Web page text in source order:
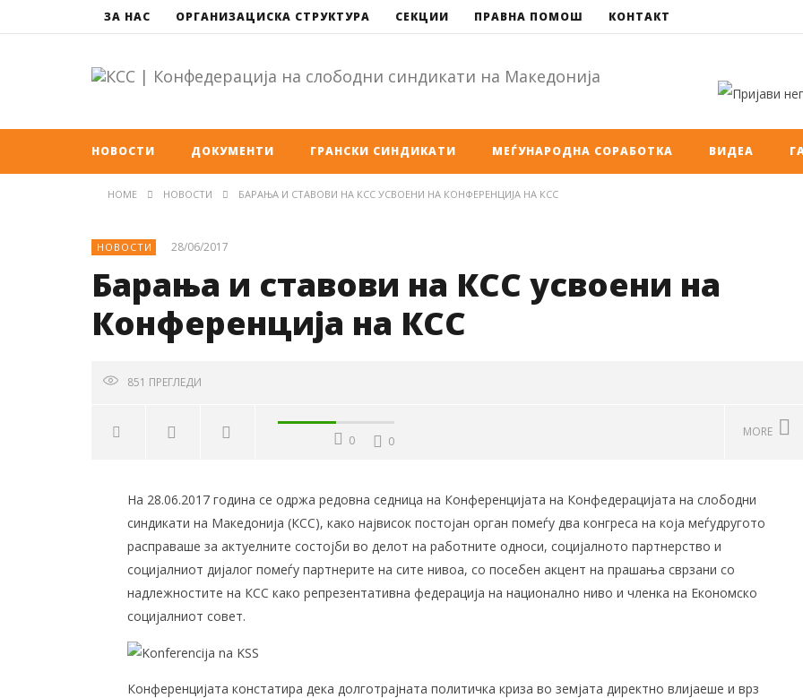
ЗА НАС ОРГАНИЗАЦИСКА СТРУКТУРА СЕКЦИИ ПРАВНА ПОМОШ КОНТАКТ
НОВОСТИ ДОКУМЕНТИ ГРАНСКИ СИНДИКАТИ МЕЃУНАРОДНА СОРАБОТКА ВИДЕА
HOME НОВОСТИ БАРАЊА И СТАВОВИ НА КСС УСВОЕНИ НА КОНФЕРЕНЦИЈА НА КСС
НОВОСТИ 28/06/2017
Барања и ставови на КСС усвоени на
Конференција на КСС
851 ПРЕГЛЕДИ
0 0
MORE
усвоени на Конференција на
КСС
28/06/2017
Одржана национална
работилница за
корпоративно општествено
известување во Македонија
КСС дел од Годишната
конференција на EZA во
Брисел: „Социјална правда во
Европа која повторно се
вооружува“
На 28.06.2017 година се одржа редовна седница на Конференцијата на Конфедерацијата на слободни
синдикати на Македонија (КСС), како највисок постојан орган помеѓу два конгреса на која меѓудругото
расправаше за актуелните состојби во делот на работните односи, социјaлното партнерство и
социјалниот дијалог помеѓу партнерите на сите нивоа, со посебен акцент на прашања сврзани со
надлежностите на КСС како репрезентативна федерација на национално ниво и членка на Економско
социјалниот совет.
Конференцијaта констатира дека долготрајната политичка криза во земјата директно влијаеше и врз